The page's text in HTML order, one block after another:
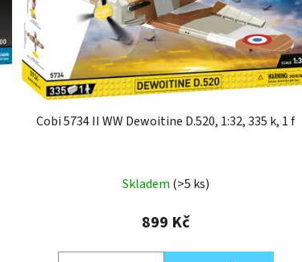
Cobi 5734 II WW Dewoitine D.520, 1:32, 335 k, 1 f
Skladem (>5 ks)
899 Kč